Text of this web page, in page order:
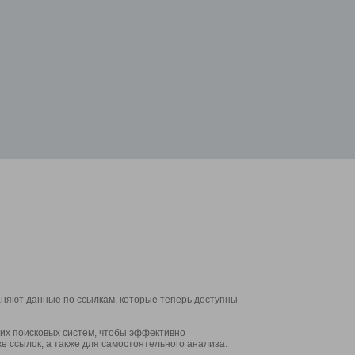
данные по ссылкам, которые теперь доступны
поисковых систем, чтобы эффективно
а также для самостоятельного анализа.